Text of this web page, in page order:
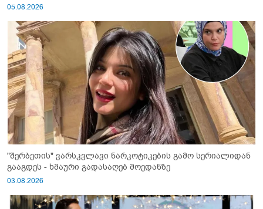
05.08.2026
"შერბეთის" ვარსკვლავი ნარკოტიკების გამო სერიალიდან
გააგდეს - ხმაური გადასაღებ მოედანზე
03.08.2026